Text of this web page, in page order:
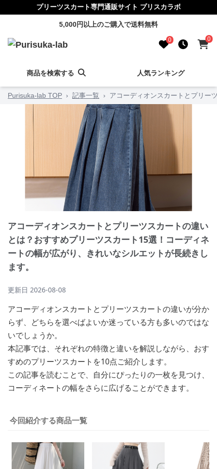
プリーツスカート専門通販サイト プリスカラボ
5,000円以上のご購入で送料無料
0 0
商品を検索する 人気ランキング
Purisuka-lab TOP › 記事一覧 › アコーディオンスカートとプリー
アコーディオンスカートとプリーツスカートの違い
とは？おすすめプリーツスカート15選！コーディネ
ートの幅が広がり、きれいなシルエットが長続きし
ます。
更新日 2026-08-08
アコーディオンスカートとプリーツスカートの違いが分か
らず、どちらを選べばよいか迷っている方も多いのではな
いでしょうか。
本記事では、それぞれの特徴と違いを解説しながら、おす
すめのプリーツスカートを10点ご紹介します。
この記事を読むことで、自分にぴったりの一枚を見つけ、
コーディネートの幅をさらに広げることができます。
今回紹介する商品一覧